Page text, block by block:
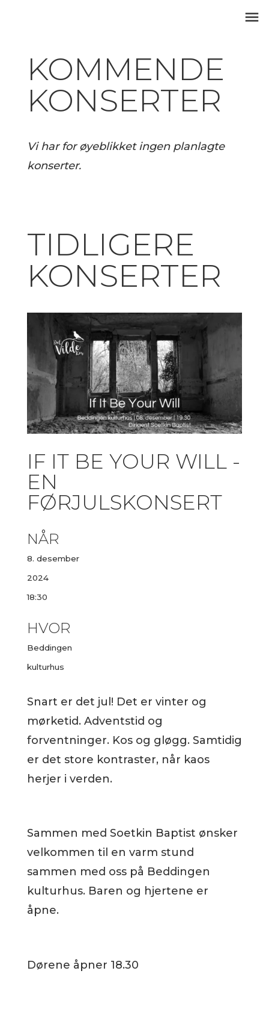
KOMMENDE
KONSERTER
Vi har for øyeblikket ingen planlagte
konserter.
TIDLIGERE
KONSERTER
IF IT BE YOUR WILL -
EN
FØRJULSKONSERT
NÅR
8. desember
2024
18:30
HVOR
Beddingen
kulturhus
Snart er det jul! Det er vinter og
mørketid. Adventstid og
forventninger. Kos og gløgg. Samtidig
er det store kontraster, når kaos
herjer i verden.
Sammen med Soetkin Baptist ønsker
velkommen til en varm stund
sammen med oss på Beddingen
kulturhus. Baren og hjertene er
åpne.
Dørene åpner 18.30